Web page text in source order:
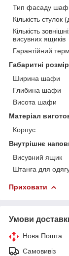
Тип фасаду
Кількість стулок
Кількість
висувних ящиків
Гарантійний
Габаритні
Ширина шафи
Глибина шафи
Висота шафи
Матеріал
Корпус
Внутрішнє
Висувний ящик
Штанга для
Приховати
Умови
Нова Пошта
Самовивіз